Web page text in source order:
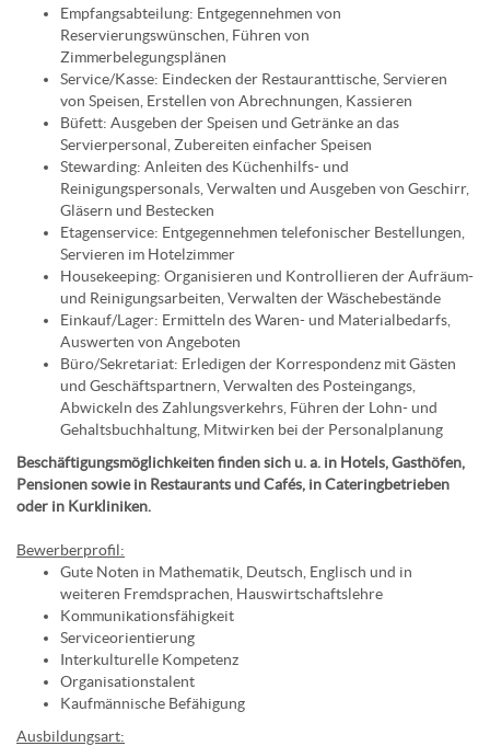
Empfangsabteilung: Entgegennehmen von
Reservierungswünschen, Führen von
Zimmerbelegungsplänen
Service/Kasse: Eindecken der Restauranttische, Servieren
von Speisen, Erstellen von Abrechnungen, Kassieren
Büfett: Ausgeben der Speisen und Getränke an das
Servierpersonal, Zubereiten einfacher Speisen
Stewarding: Anleiten des Küchenhilfs- und
Reinigungspersonals, Verwalten und Ausgeben von Geschirr,
Gläsern und Bestecken
Etagenservice: Entgegennehmen telefonischer Bestellungen,
Servieren im Hotelzimmer
Housekeeping: Organisieren und Kontrollieren der Aufräum-
und Reinigungsarbeiten, Verwalten der Wäschebestände
Einkauf/Lager: Ermitteln des Waren- und Materialbedarfs,
Auswerten von Angeboten
Büro/Sekretariat: Erledigen der Korrespondenz mit Gästen
und Geschäftspartnern, Verwalten des Posteingangs,
Abwickeln des Zahlungsverkehrs, Führen der Lohn- und
Gehaltsbuchhaltung, Mitwirken bei der Personalplanung
Beschäftigungsmöglichkeiten finden sich u. a. in Hotels, Gasthöfen,
Pensionen sowie in Restaurants und Cafés, in Cateringbetrieben
oder in Kurkliniken.
Bewerberprofil:
Gute Noten in Mathematik, Deutsch, Englisch und in
weiteren Fremdsprachen, Hauswirtschaftslehre
Kommunikationsfähigkeit
Serviceorientierung
Interkulturelle Kompetenz
Organisationstalent
Kaufmännische Befähigung
Ausbildungsart: